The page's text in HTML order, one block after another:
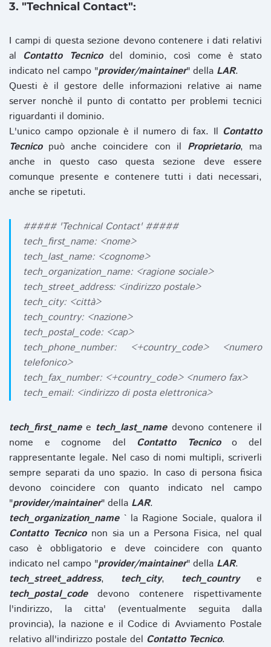
3. "Technical Contact":
I campi di questa sezione devono contenere i dati relativi
al Contatto Tecnicodel dominio, così come è stato
indicato nel campo "provider/maintainer" della LAR.
Questi è il gestore delle informazioni relative ai name
server nonchè il punto di contatto per problemi tecnici
riguardanti il dominio.
L'unico campo opzionale è il numero di fax. Il Contatto
Tecnicopuò anche coincidere con il Proprietario, ma
anche in questo caso questa sezione deve essere
comunque presente e contenere tutti i dati necessari,
anche se ripetuti.
##### 'Technical Contact' #####
tech_first_name: <nome>
tech_last_name: <cognome>
tech_organization_name: <ragione sociale>
tech_street_address: <indirizzo postale>
tech_city: <città>
tech_country: <nazione>
tech_postal_code: <cap>
tech_phone_number: <+country_code> <numero
telefonico>
tech_fax_number: <+country_code> <numero fax>
tech_email: <indirizzo di posta elettronica>
tech_first_namee tech_last_namedevono contenere il
nome e cognome del Contatto Tecnicoo del
rappresentante legale. Nel caso di nomi multipli, scriverli
sempre separati da uno spazio. In caso di persona fisica
devono coincidere con quanto indicato nel campo
"provider/maintainer" della LAR.
tech_organization_name` la Ragione Sociale, qualora il
Contatto Tecniconon sia un a Persona Fisica, nel qual
caso è obbligatorio e deve coincidere con quanto
indicato nel campo "provider/maintainer" della LAR.
tech_street_address, tech_city, tech_countrye
tech_postal_codedevono contenere rispettivamente
l'indirizzo, la citta' (eventualmente seguita dalla
provincia), la nazione e il Codice di Avviamento Postale
relativo all'indirizzo postale del Contatto Tecnico.